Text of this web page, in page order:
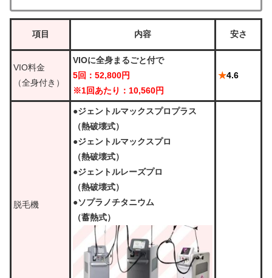
項目 内容 安さ
VIO料金
（全身付き）
VIOに全身まるごと付で
5回：52,800円
※1回あたり：10,560円
★4.6
脱毛機
●ジェントルマックスプロプラス
（熱破壊式）
●ジェントルマックスプロ
（熱破壊式）
●ジェントルレーズプロ
（熱破壊式）
●ソプラノチタニウム
（蓄熱式）